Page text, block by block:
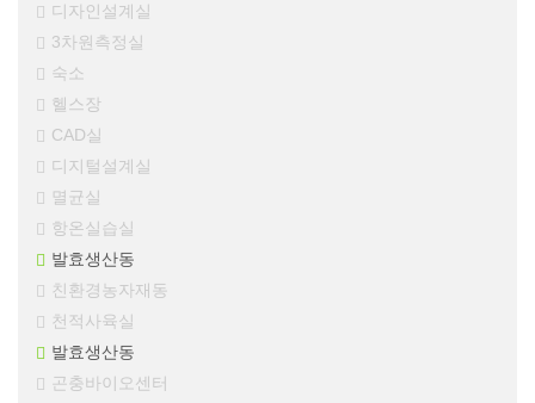
디자인설계실
3차원측정실
숙소
헬스장
CAD실
디지털설계실
멸균실
항온실습실
발효생산동
친환경농자재동
천적사육실
발효생산동
곤충바이오센터